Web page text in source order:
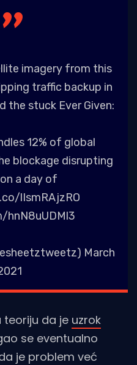
imagery from this
traffic backup in
the stuck Ever Given:
12% of global
blockage disrupting
a day of
lIsmRAjzRO
hnN8uUDMl3
March
teoriju da je uzrok
se eventualno
je problem već